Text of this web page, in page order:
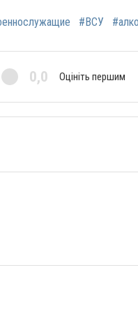
#ВСУ
0,0 Оцініть першим